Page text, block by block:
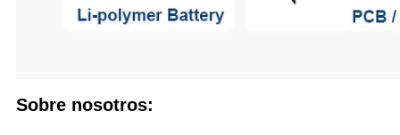
Sobre nosotros: